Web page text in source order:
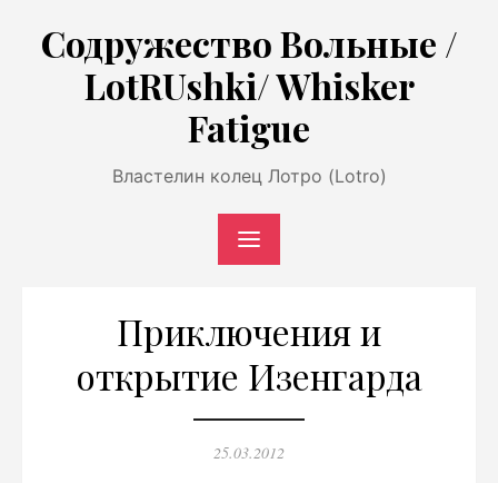
содержимому
Содружество Вольные /
LotRUshki/ Whisker
Fatigue
Властелин колец Лотро (Lotro)
Приключения и
открытие Изенгарда
Опубликовано
25.03.2012